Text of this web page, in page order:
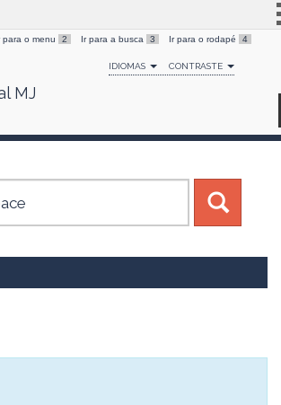
Simplifique!
Comunica BR
Canais
para o menu 2 Ir para a busca 3 Ir para o rodapé 4
IDIOMAS CONTRASTE
MJ